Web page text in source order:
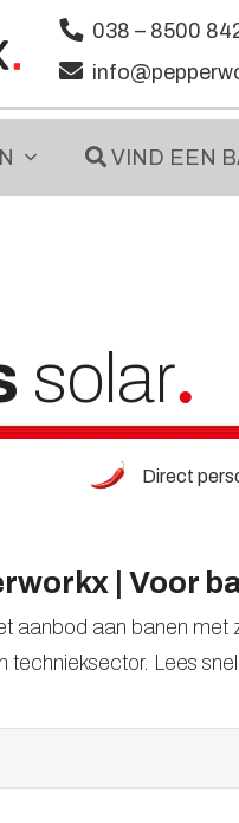
038 – 8500
VIND EEN
solar
Direct
| Voor
aanbod aan banen
technieksector. Lees